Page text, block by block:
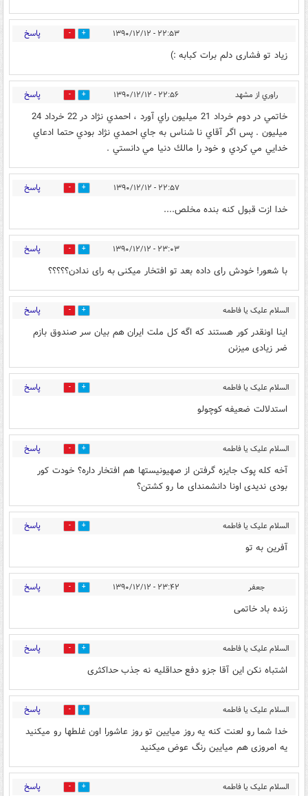
۲۲:۵۳ - ۱۳۹۰/۱۲/۱۲ 0 پاسخ
زیاد تو فشاری دلم برات کبابه :)
راوري از مشهد ۲۲:۵۶ - ۱۳۹۰/۱۲/۱۲ 0 پاسخ
خاتمي در دوم خرداد 21 ميليون راي آورد ، احمدي نژاد در 22 خرداد 24
ميليون . پس اگر آقاي نا شناس به جاي احمدي نژاد بودي حتما ادعاي
خدايي مي كردي و خود را مالك دنيا مي دانستي .
۲۲:۵۷ - ۱۳۹۰/۱۲/۱۲ 0 پاسخ
خدا ازت قبول کنه بنده مخلص....
۲۳:۰۳ - ۱۳۹۰/۱۲/۱۲ 0 پاسخ
با شعور! خودش رای داده بعد تو افتخار میکنی به رای ندادن؟؟؟؟؟
السلام علیک یا فاطمه
الزهرا
۲۳:۳۹ - ۱۳۹۰/۱۲/۱۲
0 پاسخ
اینا اونقدر کور هستند که اگه کل ملت ایران هم بیان سر صندوق بازم
ضر زیادی میزنن
السلام علیک یا فاطمه
الزهرا
0 پاسخ
استدلالت ضعیفه کوچولو
السلام علیک یا فاطمه
الزهرا
۲۳:۴۱ - ۱۳۹۰/۱۲/۱۲
0 پاسخ
آخه کله پوک جایزه گرفتن از صهیونیستها هم افتخار داره؟ خودت کور
بودی ندیدی اونا دانشمندای ما رو کشتن؟
السلام علیک یا فاطمه
الزهرا
0 پاسخ
آفرین به تو
جعفر ۲۳:۴۲ - ۱۳۹۰/۱۲/۱۲ 0 پاسخ
زنده باد خاتمی
السلام علیک یا فاطمه
الزهرا
۲۳:۴۳ - ۱۳۹۰/۱۲/۱۲
0 پاسخ
اشتباه نکن این آقا جزو دفع حداقلیه نه جذب حداکثری
السلام علیک یا فاطمه
الزهرا
۲۳:۴۴ - ۱۳۹۰/۱۲/۱۲
0 پاسخ
خدا شما رو لعنت کنه یه روز میایین تو روز عاشورا اون غلطها رو میکنید
یه امروزی هم میایین رنگ عوض میکنید
السلام علیک یا فاطمه
0 پاسخ